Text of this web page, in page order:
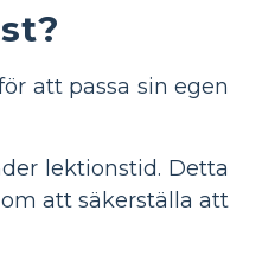
att passa sin egen
lektionstid. Detta
att säkerställa att